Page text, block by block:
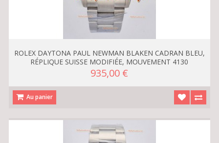
ROLEX DAYTONA PAUL NEWMAN BLAKEN CADRAN BLEU,
RÉPLIQUE SUISSE MODIFIÉE, MOUVEMENT 4130
935,00 €
Au panier